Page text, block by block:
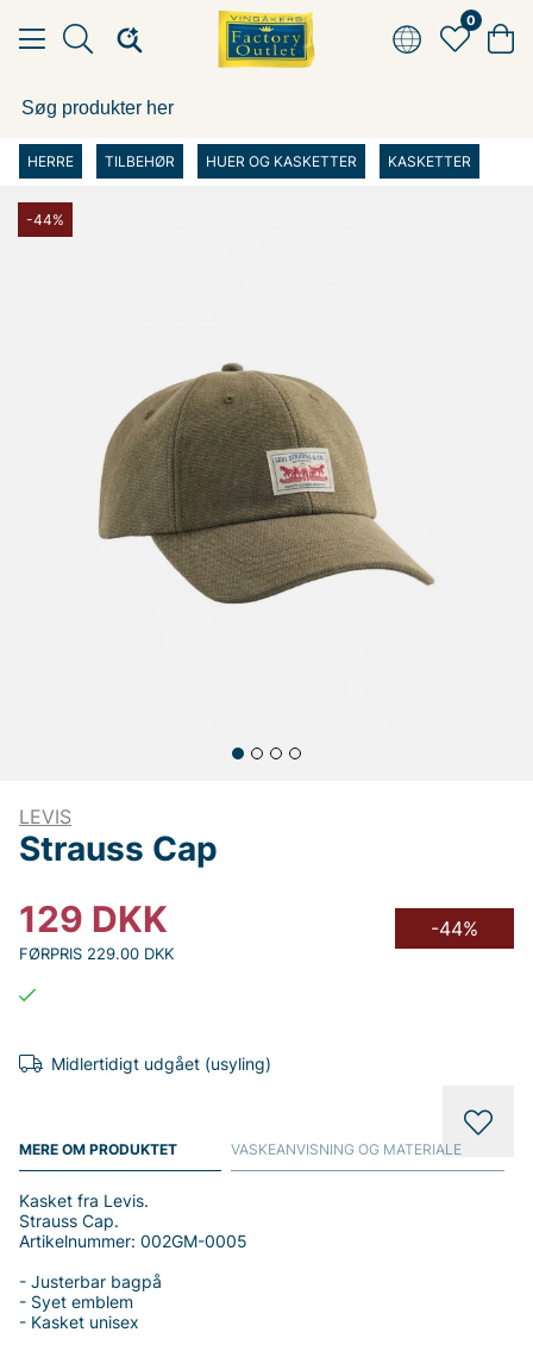
0
HERRE TILBEHØR HUER OG KASKETTER KASKETTER
-44%
LEVIS
Strauss Cap
129 DKK
FØRPRIS 229.00 DKK
-44%
Midlertidigt udgået (usyling)
MERE OM PRODUKTET
Kasket fra Levis.
Strauss Cap.
Artikelnummer: 002GM-0005
- Justerbar bagpå
- Syet emblem
- Kasket unisex
VASKEANVISNING OG MATERIALE